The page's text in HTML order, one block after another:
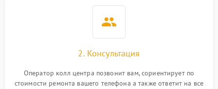
2. Консультация
Оператор колл центра позвонит вам, сориентирует по
стоимости ремонта вашего телефона а также ответит на все